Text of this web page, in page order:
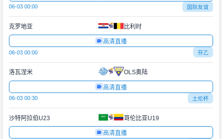
06-03 00:00 国际友谊
克罗地亚 比利时
高清直播
06-03 00:00 芬乙
洛瓦涅米 OLS奥陆
高清直播
06-03 00:30 土伦杯
沙特阿拉伯U23 哥伦比亚U19
高清直播